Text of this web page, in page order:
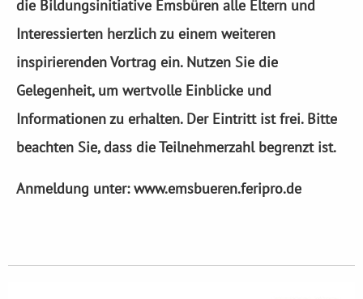
die Bildungsinitiative Emsbüren alle Eltern und
Interessierten herzlich zu einem weiteren
inspirierenden Vortrag ein. Nutzen Sie die
Gelegenheit, um wertvolle Einblicke und
Informationen zu erhalten. Der Eintritt ist frei. Bitte
beachten Sie, dass die Teilnehmerzahl begrenzt ist.
Anmeldung unter: www.emsbueren.feripro.de